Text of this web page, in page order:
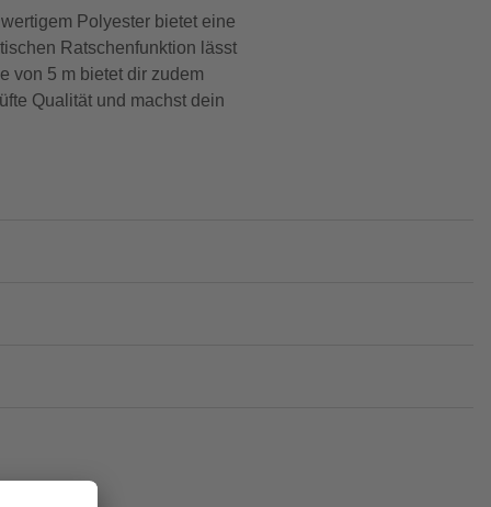
Polyester bietet eine
Ratschenfunktion lässt
von 5 m bietet dir zudem
Qualität und machst dein